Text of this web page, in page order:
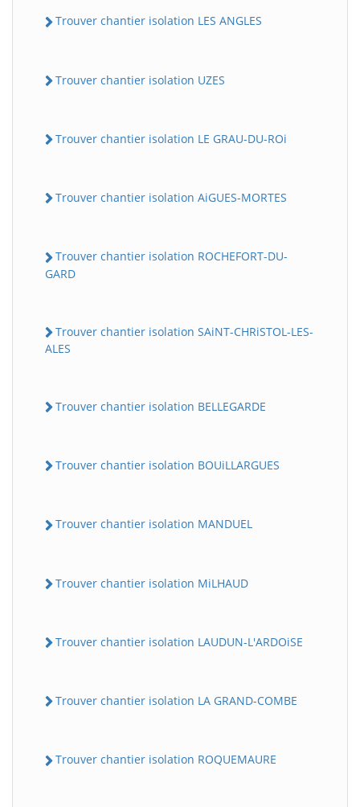
Trouver chantier isolation LES ANGLES
Trouver chantier isolation UZES
Trouver chantier isolation LE GRAU-DU-ROi
Trouver chantier isolation AiGUES-MORTES
Trouver chantier isolation ROCHEFORT-DU-
GARD
Trouver chantier isolation SAiNT-CHRiSTOL-LES-
ALES
Trouver chantier isolation BELLEGARDE
Trouver chantier isolation BOUiLLARGUES
Trouver chantier isolation MANDUEL
Trouver chantier isolation MiLHAUD
Trouver chantier isolation LAUDUN-L'ARDOiSE
Trouver chantier isolation LA GRAND-COMBE
Trouver chantier isolation ROQUEMAURE